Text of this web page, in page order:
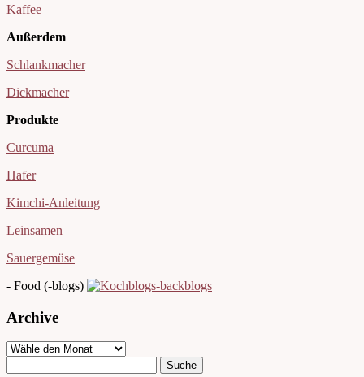
Kaffee
Außerdem
Schlankmacher
Dickmacher
Produkte
Curcuma
Hafer
Kimchi-Anleitung
Leinsamen
Sauergemüse
- Food (-blogs)
Archive